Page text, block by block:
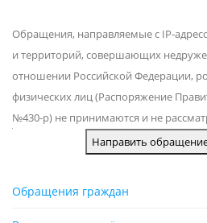
Обращения граждан
Обращения, направляемые с IP-
и территорий, совершающих
отношении Российской Федерации,
физических лиц (Распоряжение
№430-р) не принимаются и не
вместе
Направить